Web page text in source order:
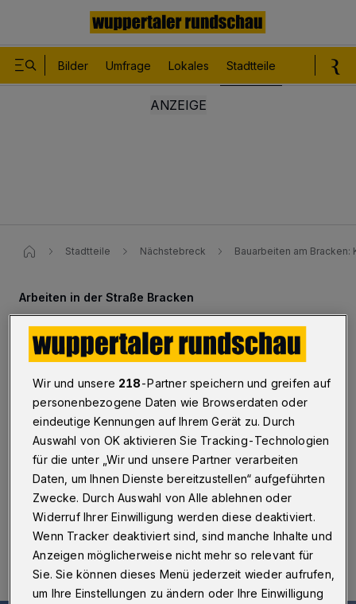
Bilder Umfrage Lokales Stadtteile
Stadtteile Nächstebreck Bauarbeiten am
Arbeiten in der Straße Bracken
Kurze Sperrung auf der
Nordbahntrasse
Wuppertal·In der Straße Bracken wird ab Montag
(28. April 2022) im Abschnitt zwischen
Nächstebrecker Busch und dem Zugang zur
Nordbahntrasse die Fahrbahn repariert. Betroffen ist
auch das Straßenstück zum Friedhof.
24.03.2022 , 17:00 Uhr Eine Minute Lesezeit
Wir und unsere 218-Partner speichern und greifen auf
personenbezogene Daten wie Browserdaten oder
eindeutige Kennungen auf Ihrem Gerät zu. Durch
Auswahl von OK aktivieren Sie Tracking-Technologien
für die unter „Wir und unsere Partner verarbeiten
Daten, um Ihnen Dienste bereitzustellen“ aufgeführten
Zwecke. Durch Auswahl von Alle ablehnen oder
Widerruf Ihrer Einwilligung werden diese deaktiviert.
Wenn Tracker deaktiviert sind, sind manche Inhalte und
Anzeigen möglicherweise nicht mehr so relevant für
Sie. Sie können dieses Menü jederzeit wieder aufrufen,
um Ihre Einstellungen zu ändern oder Ihre Einwilligung